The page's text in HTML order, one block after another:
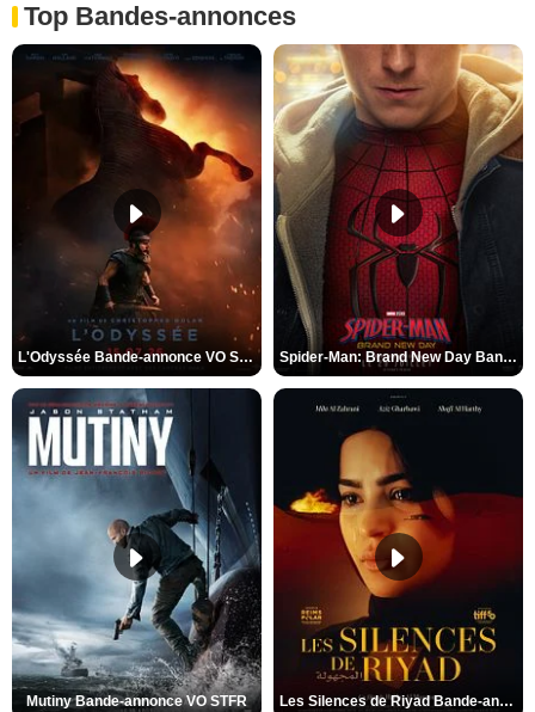
Top Bandes-annonces
L'Odyssée Bande-annonce VO STFR Spider-Man: Brand New Day Bande-annonce VO STFR
Mutiny Bande-annonce VO STFR Les Silences de Riyad Bande-annonce VO STFR